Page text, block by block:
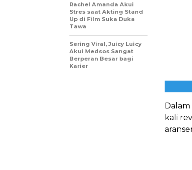
kali
Rachel Amanda Akui
Stres saat Akting Stand
Up di Film Suka Duka
Tawa
Sering Viral, Juicy Luicy
Akui Medsos Sangat
Berperan Besar bagi
Karier